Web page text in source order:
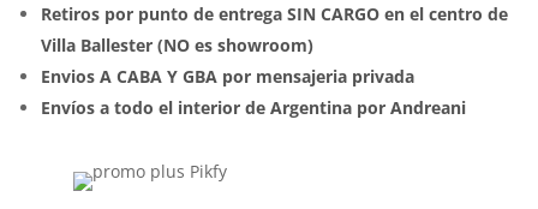
Retiros por punto de entrega SIN CARGO en el centro de
Villa Ballester (NO es showroom)
Envios A CABA Y GBA por mensajeria privada
Envíos a todo el interior de Argentina por Andreani